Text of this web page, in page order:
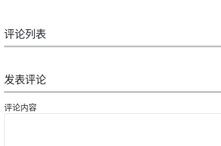
评论列表
发表评论
评论内容